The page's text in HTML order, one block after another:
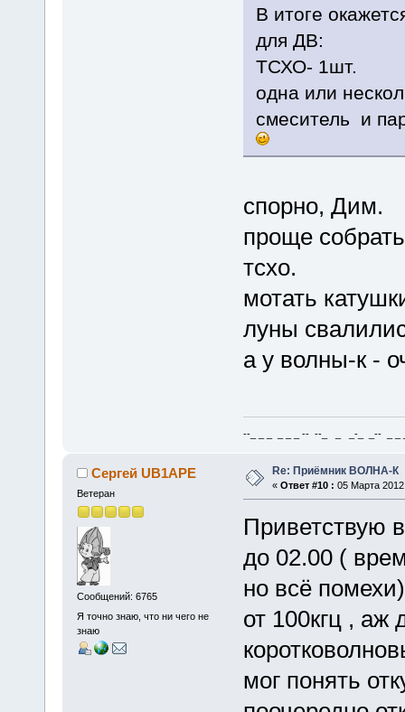
В итоге
для ДВ:
ТСХО- 1шт.
одна или
смеситель и
спорно, Дим.
проще
тсхо.
мотать
луны
а у волны-к -
--_ _ _ _ _ _ -- --_ _ _-_ _-- _ _
Сергей UB1APE
Ветеран
Сообщений: 6765
Я точно знаю, что ни чего не
знаю
Re: Приёмник ВОЛНА-К
« Ответ #10 : 05 Марта
Приветствую
до 02.00 (
но всё
от 100кгц , аж
мог понять